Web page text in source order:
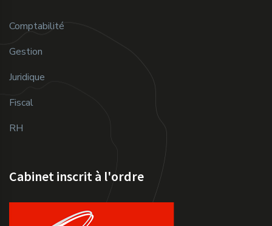
Comptabilité
Gestion
Juridique
Fiscal
RH
Cabinet inscrit à l'ordre